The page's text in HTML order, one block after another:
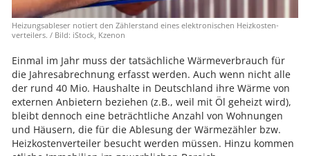
Heizungs­ableser notiert den Zähler­stand eines elek­troni­schen Heiz­kosten­
vertei­lers. / Bild: iStock, Kzenon
Einmal im Jahr muss der tatsächliche Wärmeverbrauch für
die Jahresabrechnung erfasst werden. Auch wenn nicht alle
der rund 40 Mio. Haushalte in Deutschland ihre Wärme von
externen Anbietern beziehen (z.B., weil mit Öl geheizt wird),
bleibt dennoch eine beträchtliche Anzahl von Wohnungen
und Häusern, die für die Ablesung der Wärmezähler bzw.
Heizkostenverteiler besucht werden müssen. Hinzu kommen